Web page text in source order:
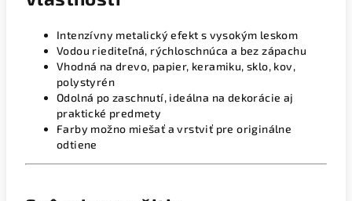
Intenzívny metalický efekt s vysokým leskom
Vodou riediteľná, rýchloschnúca a bez zápachu
Vhodná na drevo, papier, keramiku, sklo, kov,
polystyrén
Odolná po zaschnutí, ideálna na dekorácie aj
praktické predmety
Farby možno miešať a vrstviť pre originálne
odtiene